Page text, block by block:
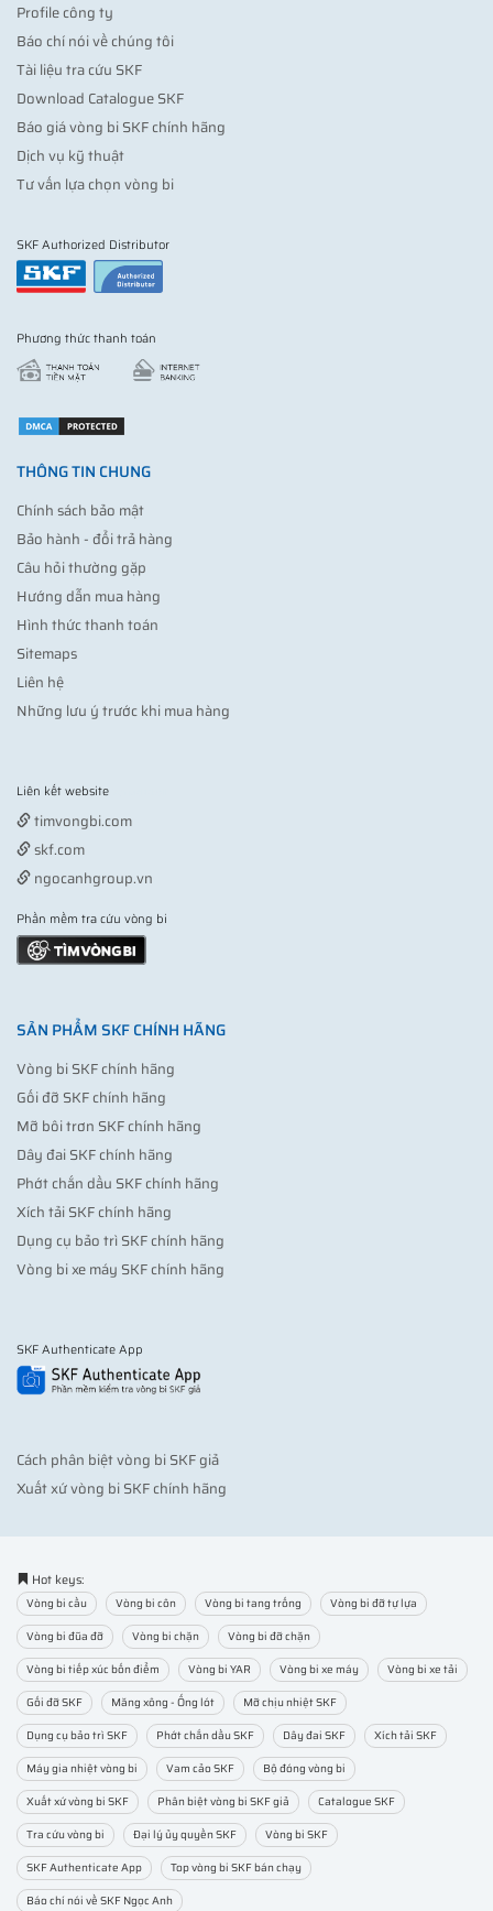
Profile công ty
Báo chí nói về chúng tôi
Tài liệu tra cứu SKF
Download Catalogue SKF
Báo giá vòng bi SKF chính hãng
Dịch vụ kỹ thuật
Tư vấn lựa chọn vòng bi
SKF Authorized Distributor
Phương thức thanh toán
THÔNG TIN CHUNG
Chính sách bảo mật
Bảo hành - đổi trả hàng
Câu hỏi thường gặp
Hướng dẫn mua hàng
Hình thức thanh toán
Sitemaps
Liên hệ
Những lưu ý trước khi mua hàng
Liên kết website
timvongbi.com
skf.com
ngocanhgroup.vn
Phần mềm tra cứu vòng bi
SẢN PHẨM SKF CHÍNH HÃNG
Vòng bi SKF chính hãng
Gối đỡ SKF chính hãng
Mỡ bôi trơn SKF chính hãng
Dây đai SKF chính hãng
Phớt chắn dầu SKF chính hãng
Xích tải SKF chính hãng
Dụng cụ bảo trì SKF chính hãng
Vòng bi xe máy SKF chính hãng
SKF Authenticate App
Cách phân biệt vòng bi SKF giả
Xuất xứ vòng bi SKF chính hãng
Hot keys:
Vòng bi cầu Vòng bi côn Vòng bi tang trống
Vòng bi đỡ tự lựa
Vòng bi đũa đỡ
Vòng bi chặn
Vòng bi đỡ chặn
Vòng bi tiếp xúc bốn điểm
Vòng bi YAR Vòng bi xe máy
Vòng bi xe tải
Gối đỡ SKF
Măng xông - Ống lót
Mỡ chịu nhiệt SKF
Dụng cụ bảo trì SKF
Phớt chắn dầu SKF Dây đai SKF
Xích tải SKF
Máy gia nhiệt vòng bi
Vam cảo SKF
Bộ đóng vòng bi
Xuất xứ vòng bi SKF
Phân biệt vòng bi SKF giả
Catalogue SKF
Tra cứu vòng bi
Đại lý ủy quyền SKF
Vòng bi SKF
SKF Authenticate App
Top vòng bi SKF bán chạy
Báo chí nói về SKF Ngọc Anh